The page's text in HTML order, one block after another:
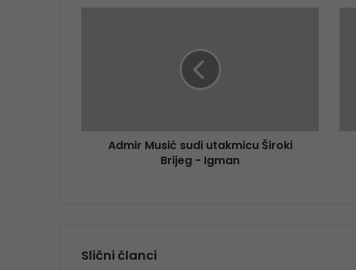
Admir Musić sudi utakmicu Široki
Brijeg - Igman
Slični članci